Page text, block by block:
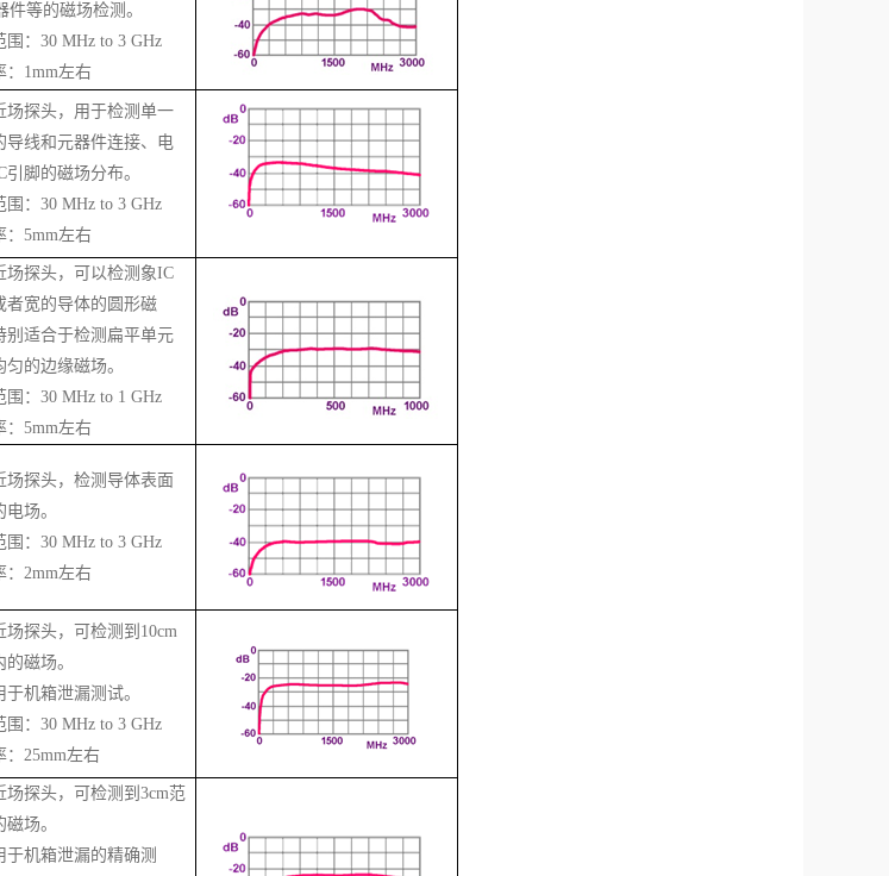
件等的磁场检测。
围：30 MHz to 3 GHz
1mm左右
场探头，用于检测单一
导线和元器件连接、电
引脚的磁场分布。
围：30 MHz to 3 GHz
5mm左右
场探头，可以检测象IC
者宽的导体的圆形磁
别适合于检测扁平单元
匀的边缘磁场。
围：30 MHz to 1 GHz
5mm左右
场探头，检测导体表面
场。
围：30 MHz to 3 GHz
2mm左右
场探头，可检测到 10cm
的磁场。
于机箱泄漏测试。
围：30 MHz to 3 GHz
25mm左右
场探头，可检测到 3cm范
磁场。
于机箱泄漏的精确测